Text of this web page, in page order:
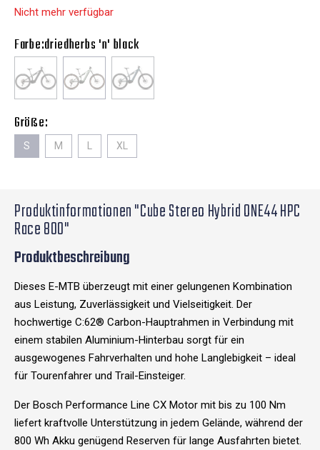
Nicht mehr verfügbar
Farbe:driedherbs 'n' black
Größe:
S M L XL
Produktinformationen "Cube Stereo Hybrid ONE44 HPC
Race 800"
Produktbeschreibung
Dieses E-MTB überzeugt mit einer gelungenen Kombination
aus Leistung, Zuverlässigkeit und Vielseitigkeit. Der
hochwertige C:62® Carbon-Hauptrahmen in Verbindung mit
einem stabilen Aluminium-Hinterbau sorgt für ein
ausgewogenes Fahrverhalten und hohe Langlebigkeit – ideal
für Tourenfahrer und Trail-Einsteiger.
Der Bosch Performance Line CX Motor mit bis zu 100 Nm
liefert kraftvolle Unterstützung in jedem Gelände, während der
800 Wh Akku genügend Reserven für lange Ausfahrten bietet.